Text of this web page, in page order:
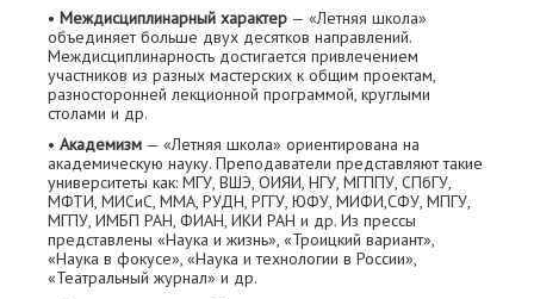
• Междисциплинарный характер — «Летняя школа»
объединяет больше двух десятков направлений.
Междисциплинарность достигается привлечением
участников из разных мастерских к общим проектам,
разносторонней лекционной программой, круглыми
столами и др.
• Академизм — «Летняя школа» ориентирована на
академическую науку. Преподаватели представляют такие
университеты как: МГУ, ВШЭ, ОИЯИ, НГУ, МГППУ, СПбГУ,
МФТИ, МИСиС, ММА, РУДН, РГГУ, ЮФУ, МИФИ,СФУ, МПГУ,
МГПУ, ИМБП РАН, ФИАН, ИКИ РАН и др. Из прессы
представлены «Наука и жизнь», «Троицкий вариант»,
«Наука в фокусе», «Наука и технологии в России»,
«Театральный журнал» и др.